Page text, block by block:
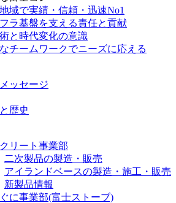
域で実績・信頼・迅速No1
ラ基盤を支える責任と貢献
と時代変化の意識
チームワークでニーズに応える
ッセージ
歴史
リート事業部
二次製品の製造・販売
アイランドベースの製造・施工・販売
新製品情報
に事業部(富士ストーブ)